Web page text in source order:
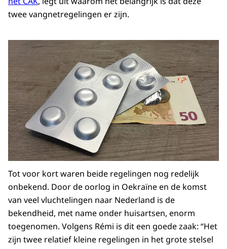
twee vangnetregelingen er zijn.
Tot voor kort waren beide regelingen nog redelijk
onbekend. Door de oorlog in Oekraïne en de komst
van veel vluchtelingen naar Nederland is de
bekendheid, met name onder huisartsen, enorm
toegenomen. Volgens Rémi is dit een goede zaak: “Het
zijn twee relatief kleine regelingen in het grote stelsel